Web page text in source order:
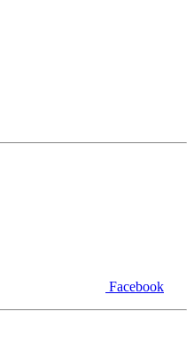
Facebook